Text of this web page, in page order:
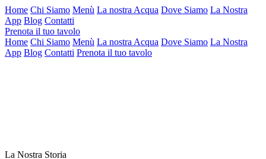
Home Chi Siamo Menù La nostra Acqua Dove Siamo La Nostra
App Blog Contatti
Prenota il tuo tavolo
Home Chi Siamo Menù La nostra Acqua Dove Siamo La Nostra
App Blog Contatti Prenota il tuo tavolo
La Nostra Storia